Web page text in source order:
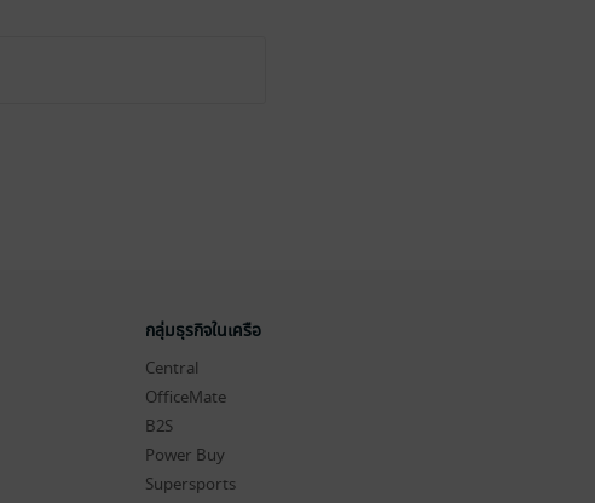
กลุ่มธุรกิจในเครือ
Central
OfficeMate
B2S
Power Buy
Supersports